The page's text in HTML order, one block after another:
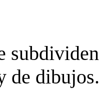
de dibujos.